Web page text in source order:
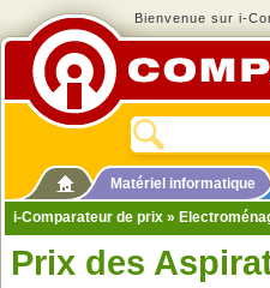
Bienvenue sur i-
Matériel informatique
i-Comparateur de prix »
Prix des